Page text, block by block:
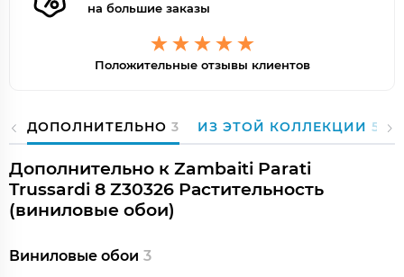
на большие заказы
Положительные отзывы клиентов
ДОПОЛНИТЕЛЬНО 3 ИЗ ЭТОЙ КОЛЛЕКЦИИ 50
Дополнительно к Zambaiti Parati
Trussardi 8 Z30326 Растительность
(виниловые обои)
Виниловые обои 3